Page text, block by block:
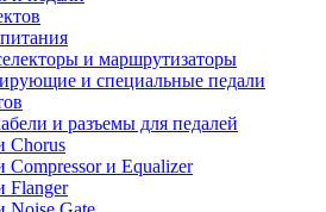
и маршрутизаторы
и специальные педали
и разъемы для педалей
Chorus
Compressor и Equalizer
Flanger